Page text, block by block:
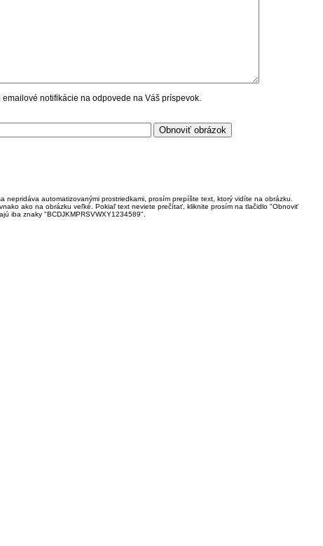
emailové notifikácie na odpovede na Váš príspevok.
nepridáva automatizovanými prostriedkami, prosím prepíšte text, ktorý vidíte na obrázku.
ako na obrázku veľké. Pokiaľ text neviete prečítať, kliknite prosím na tlačidlo "Obnoviť
iba znaky "BCDJKMPRSVWXY1234589".